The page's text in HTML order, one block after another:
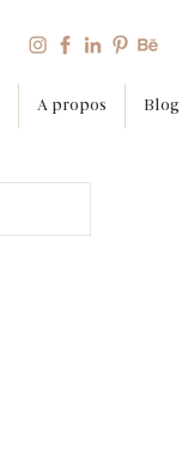
A propos Blog